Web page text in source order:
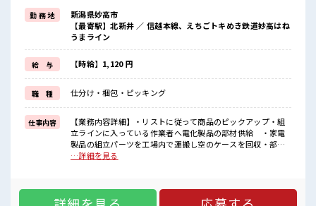
週末は家族や友人と一緒にプライベート満喫！
≪ヘアカラーOKで自由な雰囲気の職場≫
明るすぎたり奇抜でなければ基本的に自由！
(規定有)制服があると毎日の服選びに悩まずOK♪
≪未経験OKの仕事≫
新しいことにチャレンジするのは不安だけど、
しっかり働く環境が整っています！
イチからスキルUP・ステップUP目指していきましょう！
■職場の雰囲気
髪型にこだわりのあるアナタは必見！
髪型自由な職場！
一息つける休憩スペースもあります！
ロッカーあり！
勤 務 地
新潟県妙高市
【最寄駅】北新井 ／ 信越本線、えちごトキめき鉄道妙高はね
うまライン
給 与 【時給】1,120 円
職 種 仕分け・梱包・ピッキング
仕事内容
【業務内容詳細】・リストに従って商品のピックアップ・組
立ラインに入っている作業者へ電化製品の部材供給 ・家電
製品の組立パーツを工場内で運搬し空のケースを回収・部品
の出庫運搬業務【取扱製品情報】家電製品(空調機器・ヒータ
二日制≫ 週末は家族や友人と一緒にプライベート満喫！ ≪ヘ
アカラーOKで自由な雰囲気の職場≫ 明るすぎたり奇抜でなけ
…詳細を見る